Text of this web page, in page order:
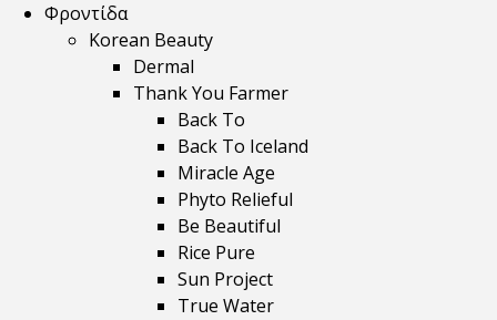
Φροντίδα
Korean Beauty
Dermal
Thank You Farmer
Back To
Back To Iceland
Miracle Age
Phyto Relieful
Be Beautiful
Rice Pure
Sun Project
True Water